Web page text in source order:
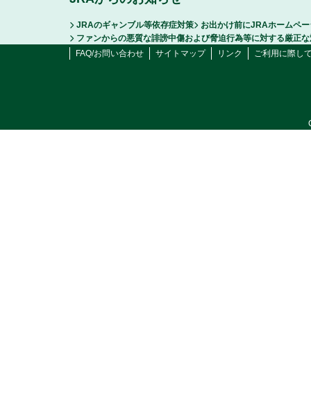
JRAのギャンブル等依存症対策
お出かけ前にJRAホームペ
ファンからの悪質な誹謗中傷および脅迫行為等に対する厳正
FAQ/お問い合わせ
サイトマップ リンク ご利用に際し